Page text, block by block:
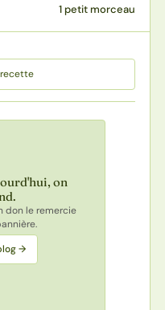
1 petit morceau
on
don le remercie
→